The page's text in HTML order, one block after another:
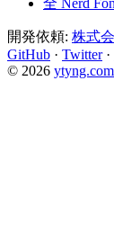
開発依頼: 株式
GitHub · Twitter ·
© 2026 ytyng.com